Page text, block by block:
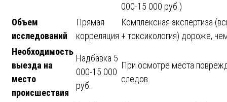
000-15 000 руб.)
Объем
исследований
Прямая
корреляция
Комплексная экспертиза
+ токсикология) дороже,
Необходимость
выезда на
место
происшествия
Надбавка 5
000-15 000
руб.
При осмотре места
следов